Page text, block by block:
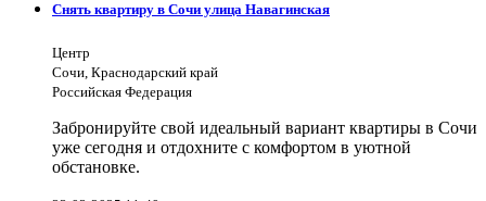
Снять квартиру в Сочи улица Навагинская
Центр
Сочи, Краснодарский край
Российская Федерация
Забронируйте свой идеальный вариант квартиры в Сочи
уже сегодня и отдохните с комфортом в уютной
обстановке.